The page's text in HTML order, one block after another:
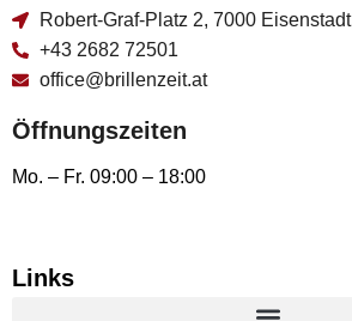
Robert-Graf-Platz 2, 7000 Eisenstadt
+43 2682 72501
office@brillenzeit.at
Öffnungszeiten
Mo. – Fr. 09:00 – 18:00
Links